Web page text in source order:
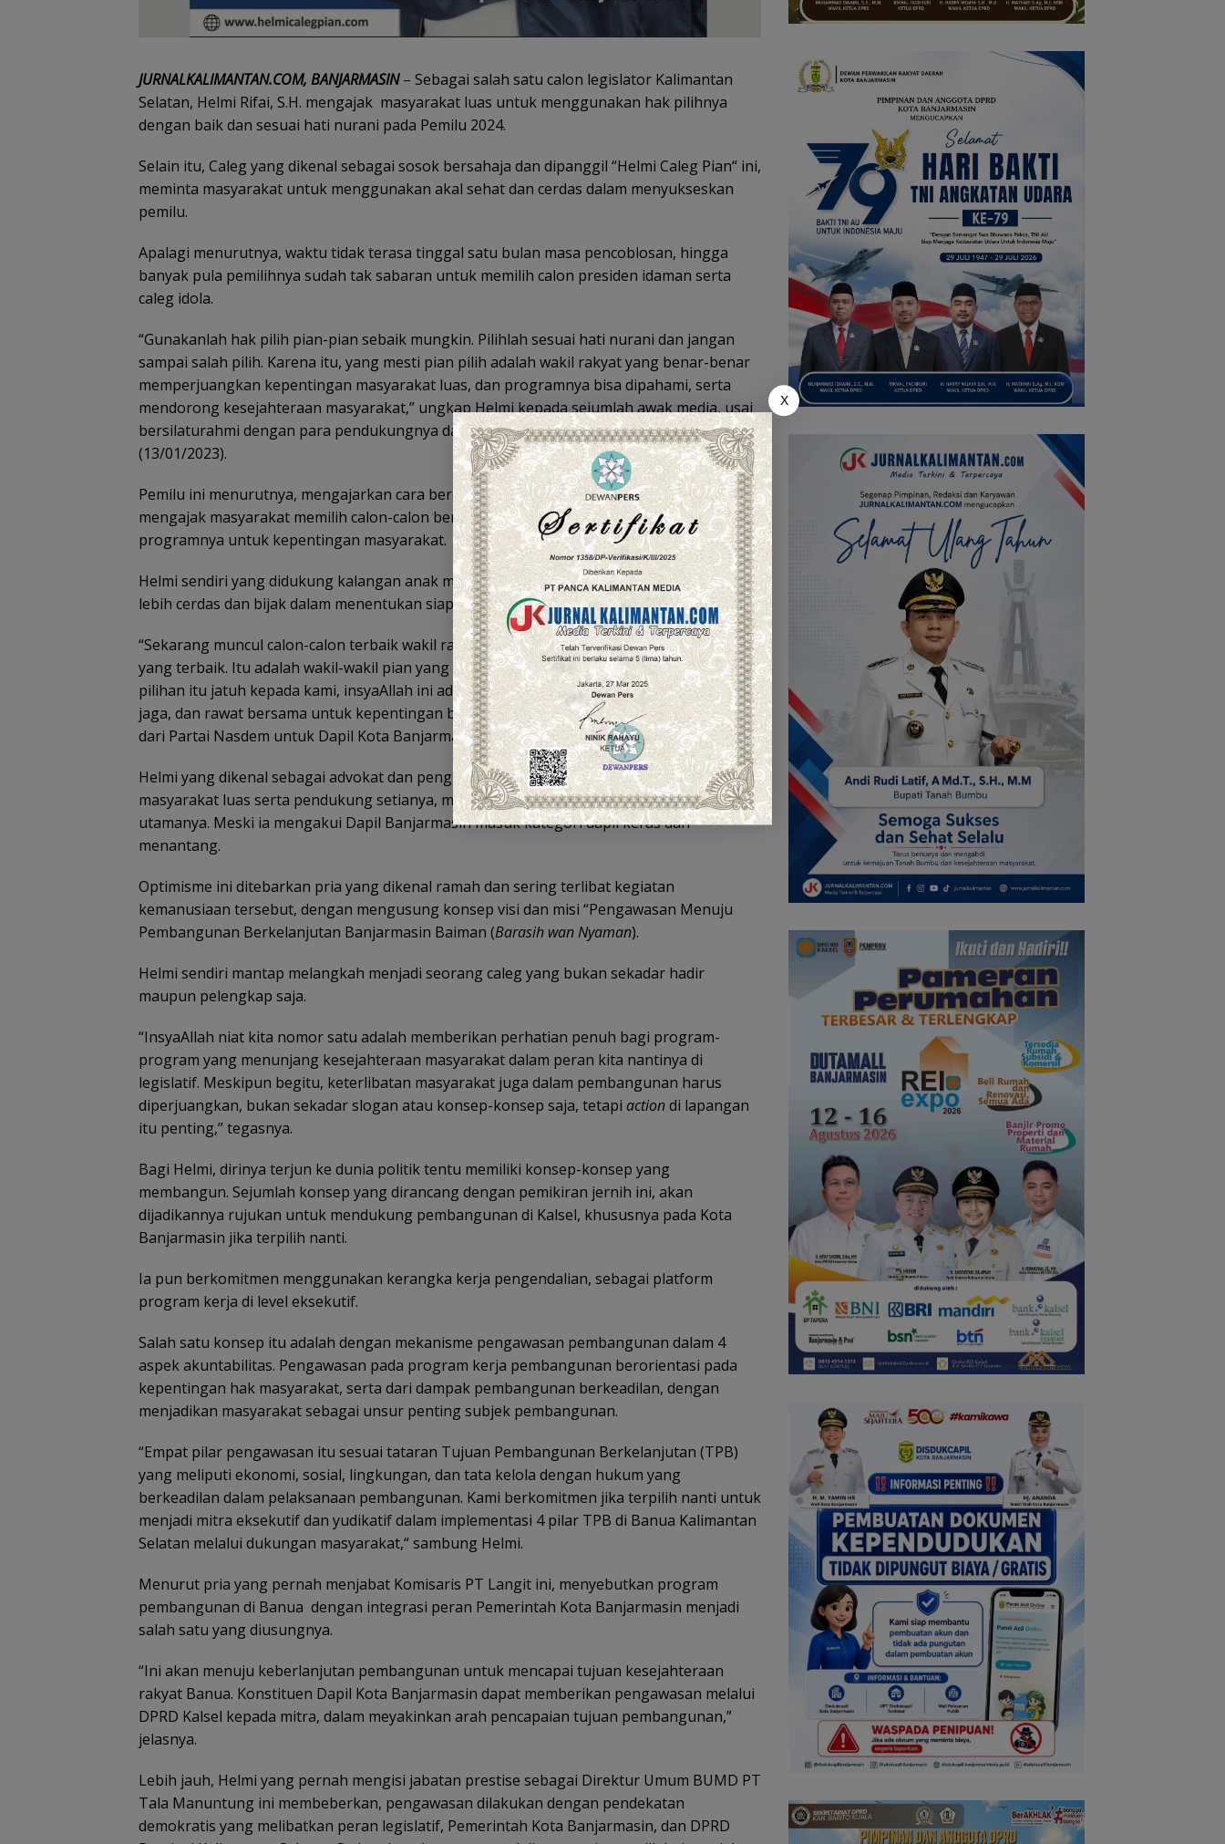
JURNALKALIMANTAN.COM, BANJARMASIN– Sebagai salah satu calon legislator Kalimantan
Selatan, Helmi Rifai, S.H. mengajak masyarakat luas untuk menggunakan hak pilihnya
dengan baik dan sesuai hati nurani pada Pemilu 2024.
Selain itu, Caleg yang dikenal sebagai sosok bersahaja dan dipanggil “Helmi Caleg Pian“ ini,
meminta masyarakat untuk menggunakan akal sehat dan cerdas dalam menyukseskan
pemilu.
Apalagi menurutnya, waktu tidak terasa tinggal satu bulan masa pencoblosan, hingga
banyak pula pemilihnya sudah tak sabaran untuk memilih calon presiden idaman serta
caleg idola.
“Gunakanlah hak pilih pian-pian sebaik mungkin. Pilihlah sesuai hati nurani dan jangan
sampai salah pilih. Karena itu, yang mesti pian pilih adalah wakil rakyat yang benar-benar
memperjuangkan kepentingan masyarakat luas, dan programnya bisa dipahami, serta
mendorong kesejahteraan masyarakat,” ungkap Helmi kepada sejumlah awak media, usai
bersilaturahmi dengan para pendukungnya dan masyarakat di Banjarmasin, Sabtu
(13/01/2023).
Pemilu ini menurutnya, mengajarkan cara berdemokrasi dengan baik, yang dimulai
mengajak masyarakat memilih calon-calon berkualitas dan berakhlak, serta jelas program-
programnya untuk kepentingan masyarakat.
Helmi sendiri yang didukung kalangan anak muda dan lainnya ini, berharap masyarakat
lebih cerdas dan bijak dalam menentukan siapa yang harus didukung dan dipilih.
“Sekarang muncul calon-calon terbaik wakil rakyat, karena itulah mantapkan hati memilih
yang terbaik. Itu adalah wakil-wakil pian yang pian amanahkan di kursi DPRD. Pun jika
pilihan itu jatuh kepada kami, insyaAllah ini adalah sebuah amanah pian, dan kita mesti
jaga, dan rawat bersama untuk kepentingan bersama,” ujar Helmi, yang merupakan caleg
dari Partai Nasdem untuk Dapil Kota Banjarmasin.
Helmi yang dikenal sebagai advokat dan pengusaha muda ini, optimis bersama dukungan
masyarakat luas serta pendukung setianya, mampu mengungguli sejumlah pesaing
utamanya. Meski ia mengakui Dapil Banjarmasin masuk kategori dapil keras dan
menantang.
Optimisme ini ditebarkan pria yang dikenal ramah dan sering terlibat kegiatan
kemanusiaan tersebut, dengan mengusung konsep visi dan misi “Pengawasan Menuju
Pembangunan Berkelanjutan Banjarmasin Baiman (Barasih wan Nyaman).
Helmi sendiri mantap melangkah menjadi seorang caleg yang bukan sekadar hadir
maupun pelengkap saja.
“InsyaAllah niat kita nomor satu adalah memberikan perhatian penuh bagi program-
program yang menunjang kesejahteraan masyarakat dalam peran kita nantinya di
legislatif. Meskipun begitu, keterlibatan masyarakat juga dalam pembangunan harus
diperjuangkan, bukan sekadar slogan atau konsep-konsep saja, tetapi actiondi lapangan
itu penting,” tegasnya.
Bagi Helmi, dirinya terjun ke dunia politik tentu memiliki konsep-konsep yang
membangun. Sejumlah konsep yang dirancang dengan pemikiran jernih ini, akan
dijadikannya rujukan untuk mendukung pembangunan di Kalsel, khususnya pada Kota
Banjarmasin jika terpilih nanti.
Ia pun berkomitmen menggunakan kerangka kerja pengendalian, sebagai platform
program kerja di level eksekutif.
Salah satu konsep itu adalah dengan mekanisme pengawasan pembangunan dalam 4
aspek akuntabilitas. Pengawasan pada program kerja pembangunan berorientasi pada
kepentingan hak masyarakat, serta dari dampak pembangunan berkeadilan, dengan
menjadikan masyarakat sebagai unsur penting subjek pembangunan.
“Empat pilar pengawasan itu sesuai tataran Tujuan Pembangunan Berkelanjutan (TPB)
yang meliputi ekonomi, sosial, lingkungan, dan tata kelola dengan hukum yang
berkeadilan dalam pelaksanaan pembangunan. Kami berkomitmen jika terpilih nanti untuk
menjadi mitra eksekutif dan yudikatif dalam implementasi 4 pilar TPB di Banua Kalimantan
Selatan melalui dukungan masyarakat,“ sambung Helmi.
Menurut pria yang pernah menjabat Komisaris PT Langit ini, menyebutkan program
pembangunan di Banua dengan integrasi peran Pemerintah Kota Banjarmasin menjadi
salah satu yang diusungnya.
“Ini akan menuju keberlanjutan pembangunan untuk mencapai tujuan kesejahteraan
rakyat Banua. Konstituen Dapil Kota Banjarmasin dapat memberikan pengawasan melalui
DPRD Kalsel kepada mitra, dalam meyakinkan arah pencapaian tujuan pembangunan,”
jelasnya.
Lebih jauh, Helmi yang pernah mengisi jabatan prestise sebagai Direktur Umum BUMD PT
Tala Manuntung ini membeberkan, pengawasan dilakukan dengan pendekatan
demokratis yang melibatkan peran legislatif, Pemerintah Kota Banjarmasin, dan DPRD
X